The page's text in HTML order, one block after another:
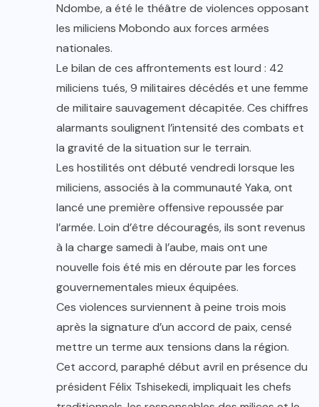
Ndombe, a été le théâtre de violences opposant
les miliciens Mobondo aux forces armées
nationales.
Le bilan de ces affrontements est lourd : 42
miliciens tués, 9 militaires décédés et une femme
de militaire sauvagement décapitée. Ces chiffres
alarmants soulignent l’intensité des combats et
la gravité de la situation sur le terrain.
Les hostilités ont débuté vendredi lorsque les
miliciens, associés à la communauté Yaka, ont
lancé une première offensive repoussée par
l’armée. Loin d’être découragés, ils sont revenus
à la charge samedi à l’aube, mais ont une
nouvelle fois été mis en déroute par les forces
gouvernementales mieux équipées.
Ces violences surviennent à peine trois mois
après la signature d’un accord de paix, censé
mettre un terme aux tensions dans la région.
Cet accord, paraphé début avril en présence du
président Félix Tshisekedi, impliquait les chefs